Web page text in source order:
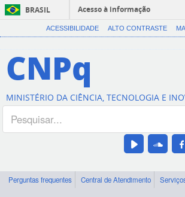
BRASIL
Acesso à informação
ACESSIBILIDADE ALTO CONTRASTE
CNPq
MINISTÉRIO DA CIÊNCIA, TECNOLOGIA E
Perguntas frequentes Central de Atendimento